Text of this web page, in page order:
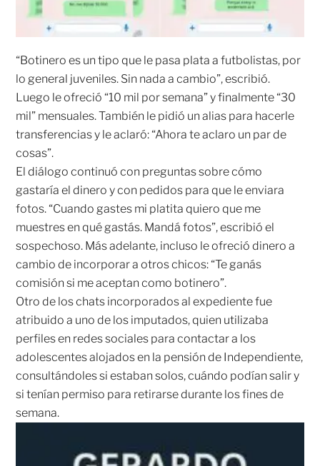
“Botinero es un tipo que le pasa plata a futbolistas, por
lo general juveniles. Sin nada a cambio”, escribió.
Luego le ofreció “10 mil por semana” y finalmente “30
mil” mensuales. También le pidió un alias para hacerle
transferencias y le aclaró: “Ahora te aclaro un par de
cosas”.
El diálogo continuó con preguntas sobre cómo
gastaría el dinero y con pedidos para que le enviara
fotos. “Cuando gastes mi platita quiero que me
muestres en qué gastás. Mandá fotos”, escribió el
sospechoso. Más adelante, incluso le ofreció dinero a
cambio de incorporar a otros chicos: “Te ganás
comisión si me aceptan como botinero”.
Otro de los chats incorporados al expediente fue
atribuido a uno de los imputados, quien utilizaba
perfiles en redes sociales para contactar a los
adolescentes alojados en la pensión de Independiente,
consultándoles si estaban solos, cuándo podían salir y
si tenían permiso para retirarse durante los fines de
semana.